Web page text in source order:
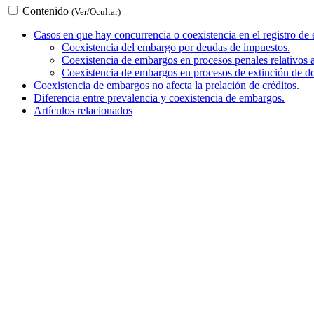
Contenido (Ver/Ocultar)
Casos en que hay concurrencia o coexistencia en el registro de
Coexistencia del embargo por deudas de impuestos.
Coexistencia de embargos en procesos penales
Coexistencia de embargos en procesos de extinción de
Coexistencia de embargos no afecta la prelación de créditos.
Diferencia entre prevalencia y coexistencia de embargos.
Artículos relacionados